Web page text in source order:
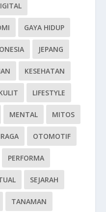
GAYA HIDUP
JEPANG
KESEHATAN
LIFESTYLE
MENTAL MITOS
OTOMOTIF
PERFORMA
SEJARAH
TANAMAN